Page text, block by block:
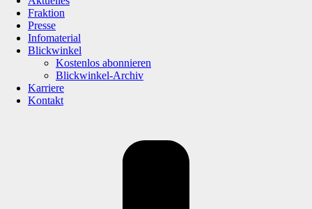
Fraktion
Presse
Infomaterial
Blickwinkel
Kostenlos abonnieren
Blickwinkel-Archiv
Karriere
Kontakt